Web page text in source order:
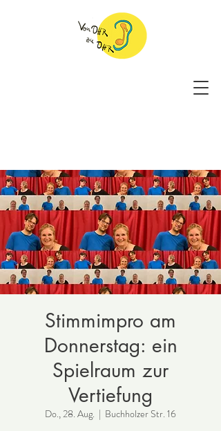
Stimmimpro am
Donnerstag: ein
Spielraum zur
Vertiefung
Do., 28. Aug.
  |
Buchholzer Str. 16